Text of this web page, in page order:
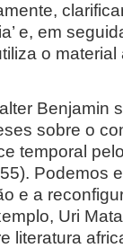
e, em
o
Benjamin
sobre o
temporal
Podemos
e a
Uri
literatura